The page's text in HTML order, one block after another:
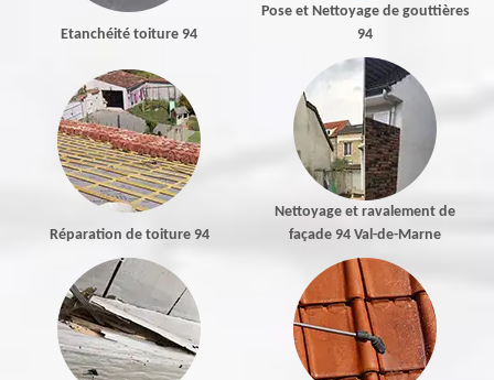
Etanchéité toiture 94
Pose et Nettoyage de gouttières
94
Réparation de toiture 94
Nettoyage et ravalement de
façade 94 Val-de-Marne